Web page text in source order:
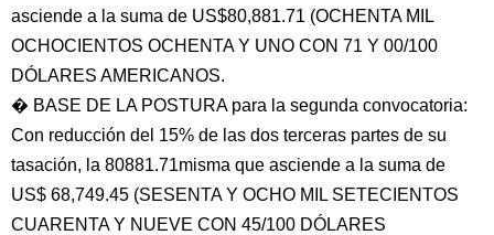
asciende a la suma de US$80,881.71 (OCHENTA MIL
OCHOCIENTOS OCHENTA Y UNO CON 71 Y 00/100
DÓLARES AMERICANOS.
� BASE DE LA POSTURA para la segunda convocatoria:
Con reducción del 15% de las dos terceras partes de su
tasación, la 80881.71misma que asciende a la suma de
US$ 68,749.45 (SESENTA Y OCHO MIL SETECIENTOS
CUARENTA Y NUEVE CON 45/100 DÓLARES